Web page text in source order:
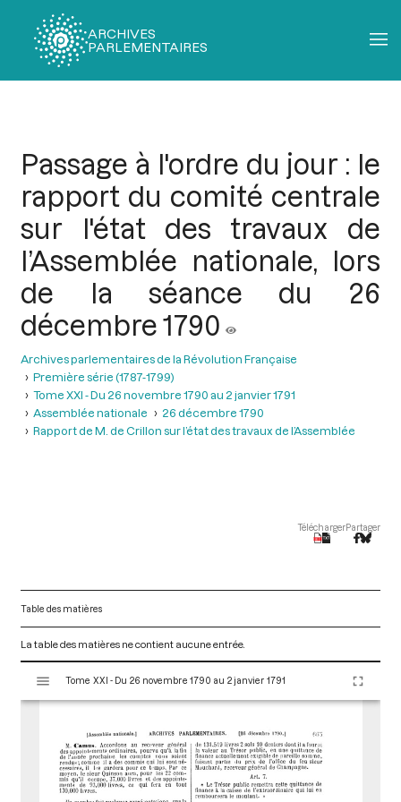
ARCHIVES
PARLEMENTAIRES
Passage à l'ordre du jour : le
rapport du comité centrale
sur l'état des travaux de
l’Assemblée nationale, lors
de la séance du 26
décembre 1790
Archives parlementaires de la Révolution Française
Première série (1787-1799)
Tome XXI - Du 26 novembre 1790 au 2 janvier 1791
Assemblée nationale
26 décembre 1790
Rapport de M. de Crillon sur l’état des travaux de l’Assemblée
TéléchargerPartager
Table des matières
La table des matières ne contient aucune entrée.
s
Tome XXI - Du 26 novembre 1790 au 2 janvier 1791